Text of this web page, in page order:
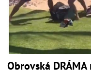
Obrovská